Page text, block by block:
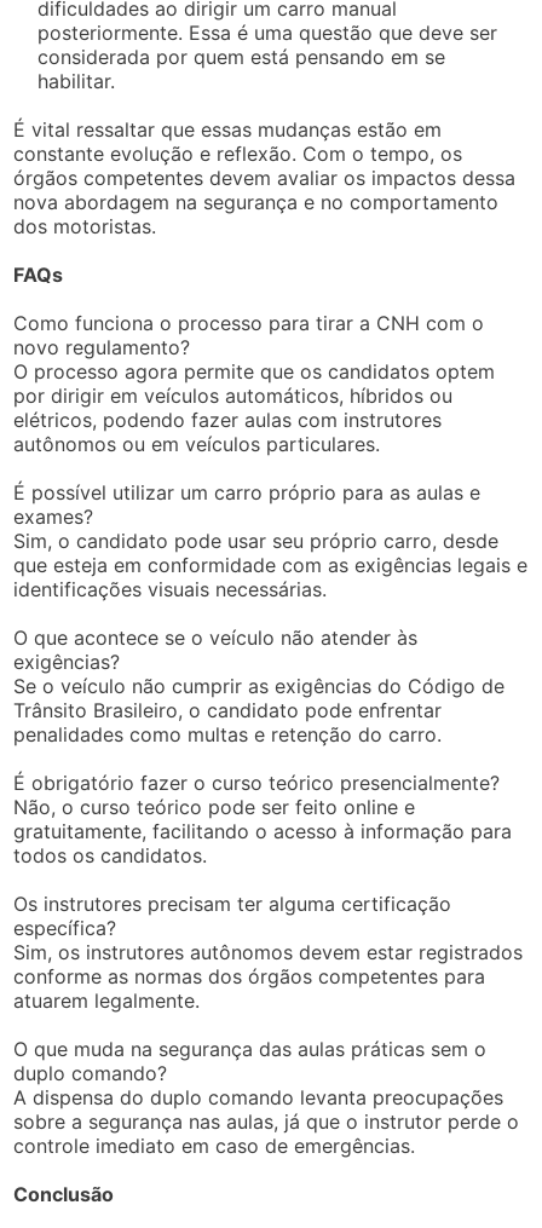
dificuldades ao dirigir um carro manual
posteriormente. Essa é uma questão que deve ser
considerada por quem está pensando em se
habilitar.
É vital ressaltar que essas mudanças estão em
constante evolução e reflexão. Com o tempo, os
órgãos competentes devem avaliar os impactos dessa
nova abordagem na segurança e no comportamento
dos motoristas.
FAQs
Como funciona o processo para tirar a CNH com o
novo regulamento?
O processo agora permite que os candidatos optem
por dirigir em veículos automáticos, híbridos ou
elétricos, podendo fazer aulas com instrutores
autônomos ou em veículos particulares.
É possível utilizar um carro próprio para as aulas e
exames?
Sim, o candidato pode usar seu próprio carro, desde
que esteja em conformidade com as exigências legais e
identificações visuais necessárias.
O que acontece se o veículo não atender às
exigências?
Se o veículo não cumprir as exigências do Código de
Trânsito Brasileiro, o candidato pode enfrentar
penalidades como multas e retenção do carro.
É obrigatório fazer o curso teórico presencialmente?
Não, o curso teórico pode ser feito online e
gratuitamente, facilitando o acesso à informação para
todos os candidatos.
Os instrutores precisam ter alguma certificação
específica?
Sim, os instrutores autônomos devem estar registrados
conforme as normas dos órgãos competentes para
atuarem legalmente.
O que muda na segurança das aulas práticas sem o
duplo comando?
A dispensa do duplo comando levanta preocupações
sobre a segurança nas aulas, já que o instrutor perde o
controle imediato em caso de emergências.
Conclusão